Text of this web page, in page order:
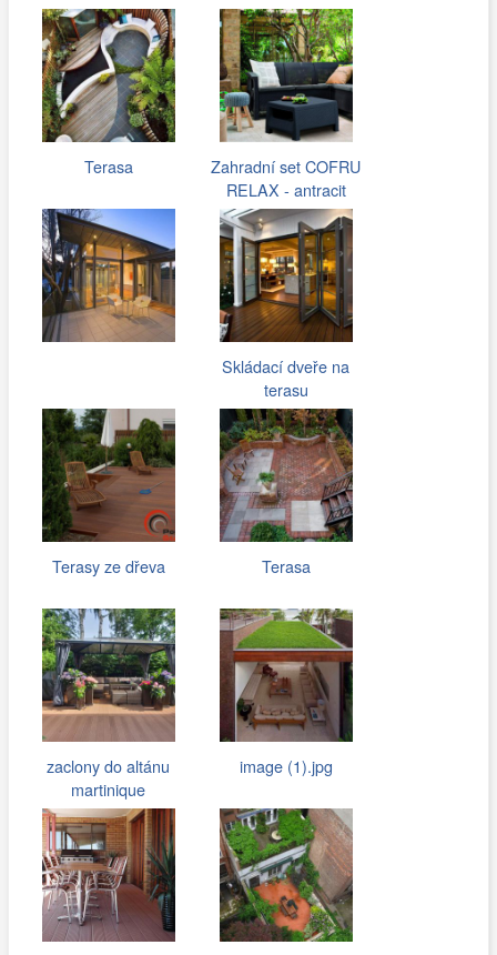
Terasa
Zahradní set COFRU
RELAX - antracit
Skládací dveře na
terasu
Terasy ze dřeva Terasa
zaclony do altánu
martinique
image (1).jpg